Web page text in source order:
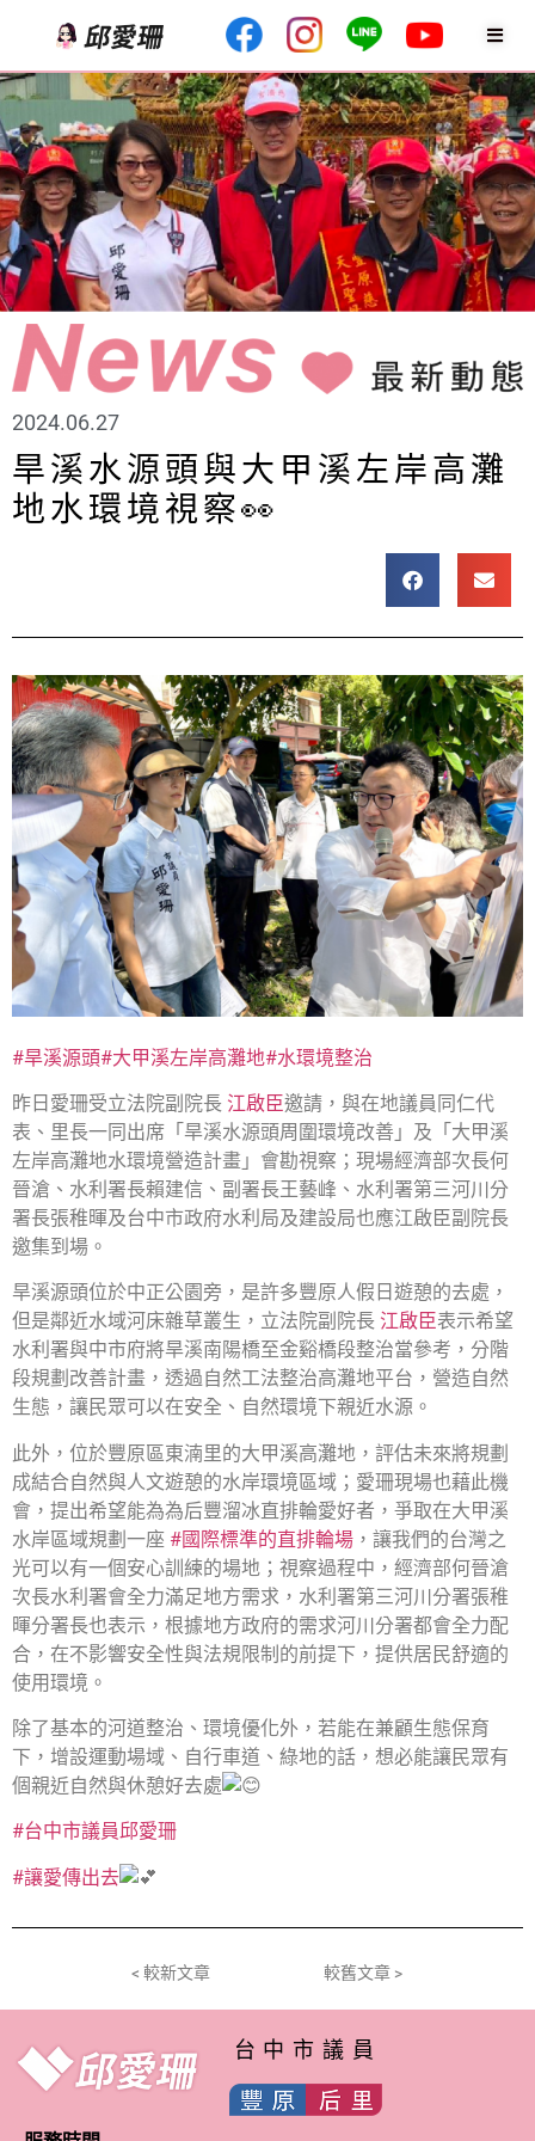
2024.06.27
旱溪水源頭與大甲溪左岸高灘
地水環境視察👀
#旱溪源頭#大甲溪左岸高灘地#水環境整治
昨日愛珊受立法院副院長 江啟臣邀請，與在地議員同仁代
表、里長一同出席「旱溪水源頭周圍環境改善」及「大甲溪
左岸高灘地水環境營造計畫」會勘視察；現場經濟部次長何
晉滄、水利署長賴建信、副署長王藝峰、水利署第三河川分
署長張稚暉及台中市政府水利局及建設局也應江啟臣副院長
邀集到場。
旱溪源頭位於中正公園旁，是許多豐原人假日遊憩的去處，
但是鄰近水域河床雜草叢生，立法院副院長 江啟臣表示希望
水利署與中市府將旱溪南陽橋至金谿橋段整治當參考，分階
段規劃改善計畫，透過自然工法整治高灘地平台，營造自然
生態，讓民眾可以在安全、自然環境下親近水源。
此外，位於豐原區東湳里的大甲溪高灘地，評估未來將規劃
成結合自然與人文遊憩的水岸環境區域；愛珊現場也藉此機
會，提出希望能為為后豐溜冰直排輪愛好者，爭取在大甲溪
水岸區域規劃一座 #國際標準的直排輪場 ，讓我們的台灣之
光可以有一個安心訓練的場地；視察過程中，經濟部何晉滄
次長水利署會全力滿足地方需求，水利署第三河川分署張稚
暉分署長也表示，根據地方政府的需求河川分署都會全力配
合，在不影響安全性與法規限制的前提下，提供居民舒適的
使用環境。
除了基本的河道整治、環境優化外，若能在兼顧生態保育
下，增設運動場域、自行車道、綠地的話，想必能讓民眾有
個親近自然與休憩好去處
#台中市議員邱愛珊
#讓愛傳出去
< 較新文章 較舊文章 >
台中市議員